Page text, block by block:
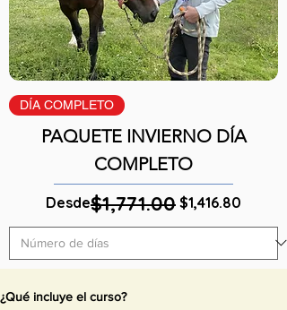
DÍA COMPLETO
PAQUETE INVIERNO DÍA
COMPLETO
Desde
Precio$1,771.00 $1,416.80
Precio de oferta
¿Qué incluye el curso?